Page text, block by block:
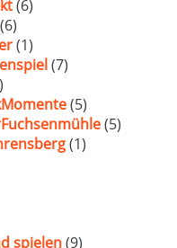
(6)
(6)
(1)
(7)
(5)
(5)
(1)
spielen(9)